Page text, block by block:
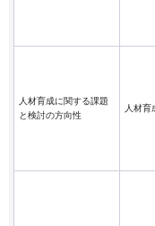
人材育成に関する課題
と検討の方向性
人材育